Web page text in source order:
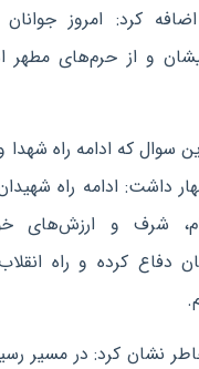
کرد: امروز جوانان
و از حرم‌های
سوال که ادامه راه شهدا و
داشت: ادامه راه
شرف و ارزش‌های
دفاع کرده و راه
نشان کرد: در مسیر